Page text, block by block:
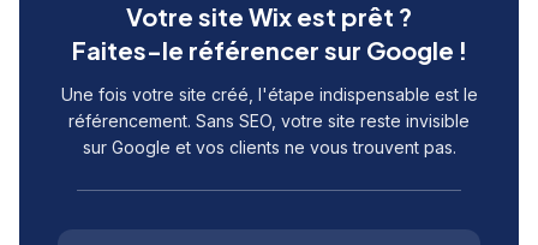
Votre site Wix est prêt ?
Faites-le référencer sur Google !
Une fois votre site créé, l'étape indispensable est le
référencement. Sans SEO, votre site reste invisible
sur Google et vos clients ne vous trouvent pas.